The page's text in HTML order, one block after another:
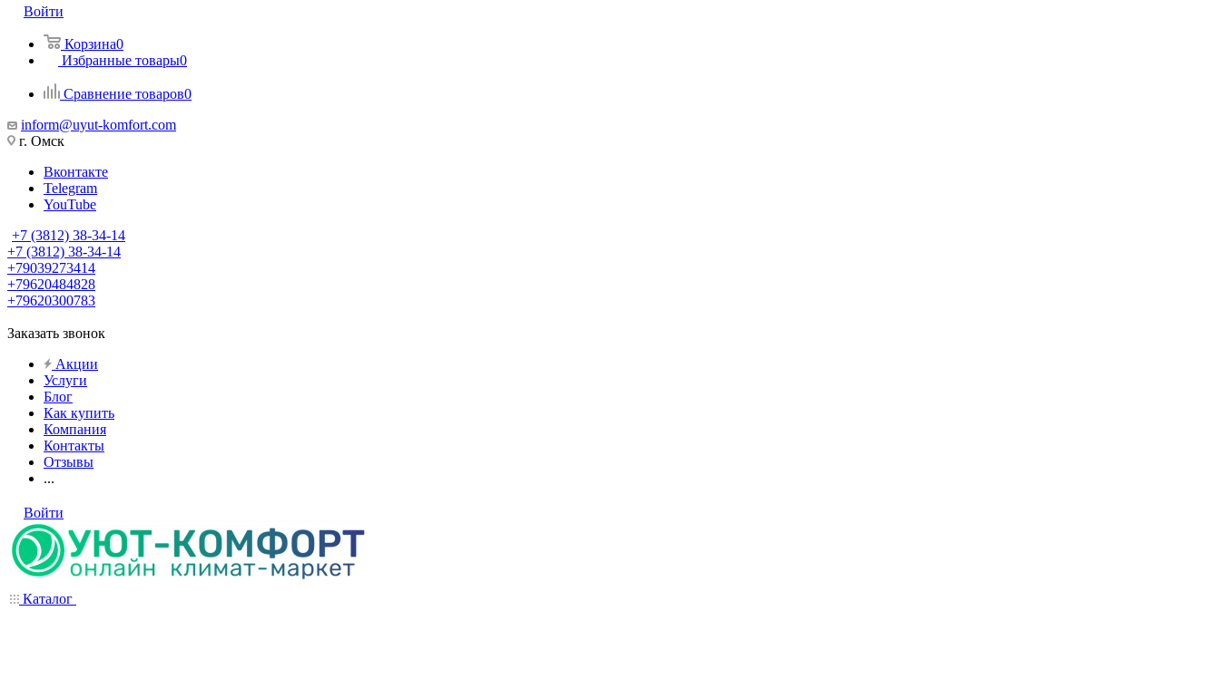
Войти
Корзина0
Избранные товары0
Сравнение товаров0
inform@uyut-komfort.com
г. Омск
Вконтакте
Telegram
YouTube
+7 (3812) 38-34-14
+7 (3812) 38-34-14
+79039273414
+79620484828
+79620300783
Заказать звонок
Акции
Услуги
Блог
Как купить
Компания
Контакты
Отзывы
...
Войти
Каталог